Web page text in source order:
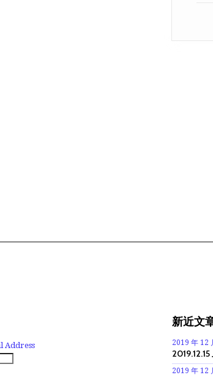
Address
新近文
2019 年 12
2019 年 12